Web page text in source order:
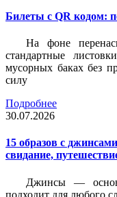
Билеты c QR кодом:
На фоне
стандартные
мусорных баках без
силу
Подробнее
30.07.2026
15 образов с
свидание,
Джинсы —
подходит для любого